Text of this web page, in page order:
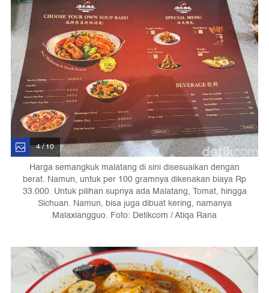
4 / 10
Harga semangkuk malatang di sini disesuaikan dengan
berat. Namun, untuk per 100 gramnya dikenakan biaya Rp
33.000. Untuk pilihan supnya ada Malatang, Tomat, hingga
Sichuan. Namun, bisa juga dibuat kering, namanya
Malaxiangguo. Foto: Detikcom / Atiqa Rana